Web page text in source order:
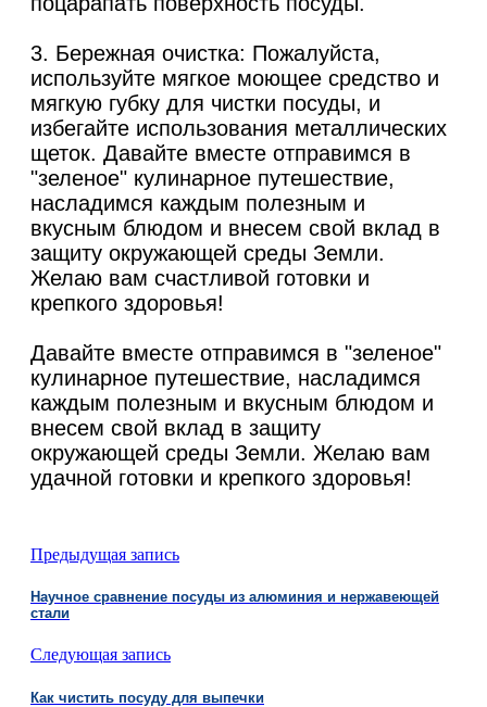
3. Бережная очистка: Пожалуйста,
используйте мягкое моющее средство и
мягкую губку для чистки посуды, и
избегайте использования металлических
щеток. Давайте вместе отправимся в
"зеленое" кулинарное путешествие,
насладимся каждым полезным и
вкусным блюдом и внесем свой вклад в
защиту окружающей среды Земли.
Желаю вам счастливой готовки и
крепкого здоровья!
Давайте вместе отправимся в "зеленое"
кулинарное путешествие, насладимся
каждым полезным и вкусным блюдом и
внесем свой вклад в защиту
окружающей среды Земли. Желаю вам
удачной готовки и крепкого здоровья!
Предыдущая запись
Научное сравнение посуды из алюминия и нержавеющей
стали
Следующая запись
Как чистить посуду для выпечки